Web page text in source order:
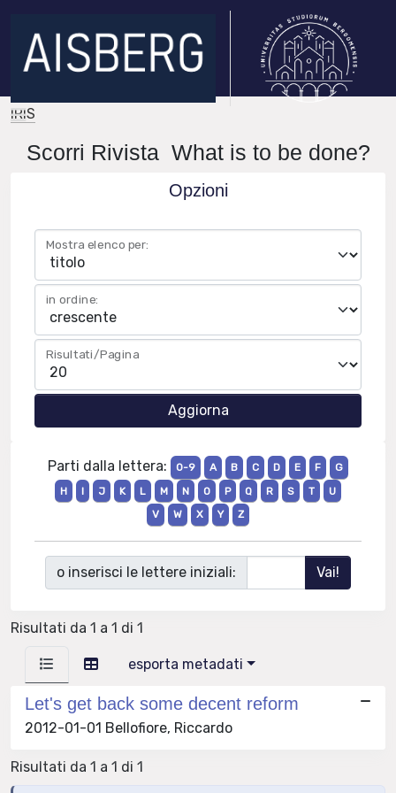
IRIS
Scorri Rivista What is to be done?
Opzioni
Mostra elenco per:
in ordine:
Risultati/Pagina
Parti dalla lettera: 0-9 A B C D E F
G
H
I J K L M N O P Q R S T
U
V
W X Y Z
o inserisci le lettere iniziali:
Risultati da 1 a 1 di 1
esporta metadati
Let's get back some decent reform
2012-01-01 Bellofiore, Riccardo
Risultati da 1 a 1 di 1